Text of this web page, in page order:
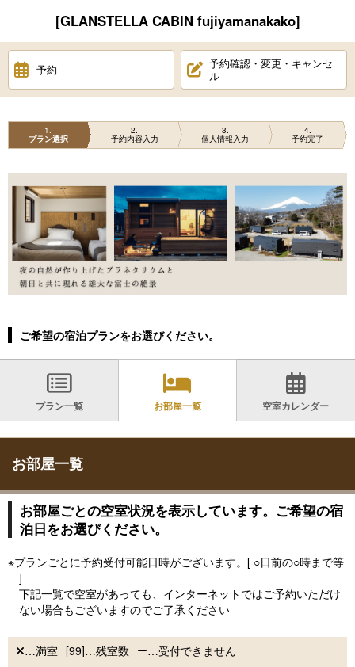
[GLANSTELLA CABIN fujiyamanakako]
予約
予約確認・変更・キャンセ
ル
1
プラン選択
2
予約内容入力
3
個人情報入力
4
予約完了
ご希望の宿泊プランをお選びください。
プラン一覧 お部屋一覧 空室カレンダー
お部屋一覧
お部屋ごとの空室状況を表示しています。ご希望の宿
泊日をお選びください。
※プランごとに予約受付可能日時がございます。[ ○日前の○時まで等
]
下記一覧で空室があっても、インターネットではご予約いただけ
ない場合もございますのでご了承ください
…満室 [99]…残室数 …受付できません